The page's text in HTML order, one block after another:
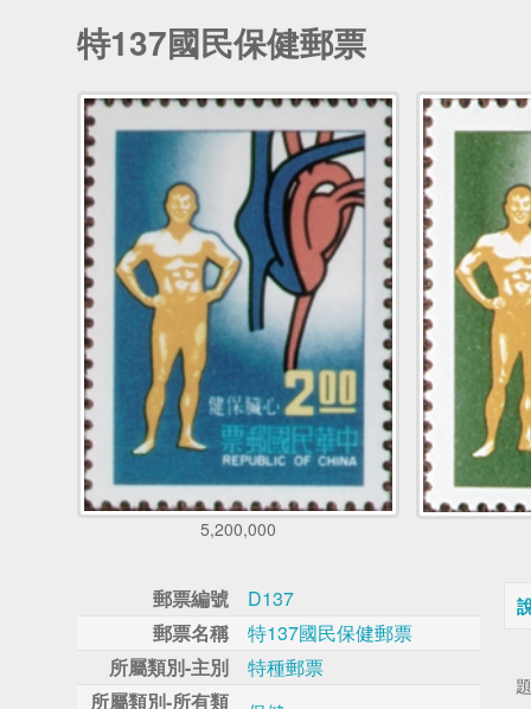
特137國民保健郵票
5,200,000
郵票編號
D137
郵票名稱
特137國民保健郵票
所屬類別-主別
特種郵票
所屬類別-所有類